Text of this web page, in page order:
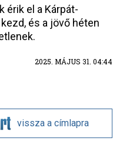
érik el a Kárpát-
és a jövő héten
2025. MÁJUS 31. 04:44
vissza a címlapra